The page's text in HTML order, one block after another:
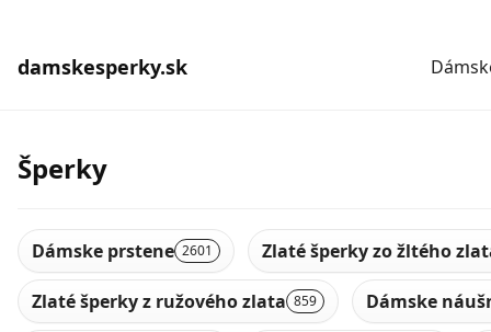
damskesperky.sk
Šperky
Dámske prstene 2601 Zlaté šperky zo žltého
Zlaté šperky z ružového zlata 859 Dámske